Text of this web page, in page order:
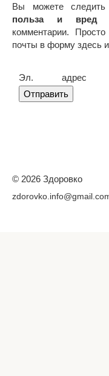
Вы можете
польза и вред
комментарии.
почты в форму здесь и
Эл. адрес
© 2026 Здоровко